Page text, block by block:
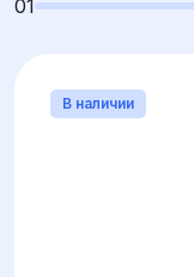
01
В наличии